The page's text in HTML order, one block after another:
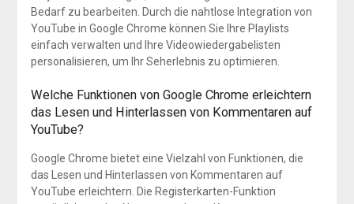
Bedarf zu bearbeiten. Durch die nahtlose Integration von
YouTube in Google Chrome können Sie Ihre Playlists
einfach verwalten und Ihre Videowiedergabelisten
personalisieren, um Ihr Seherlebnis zu optimieren.
Welche Funktionen von Google Chrome erleichtern
das Lesen und Hinterlassen von Kommentaren auf
YouTube?
Google Chrome bietet eine Vielzahl von Funktionen, die
das Lesen und Hinterlassen von Kommentaren auf
YouTube erleichtern. Die Registerkarten-Funktion